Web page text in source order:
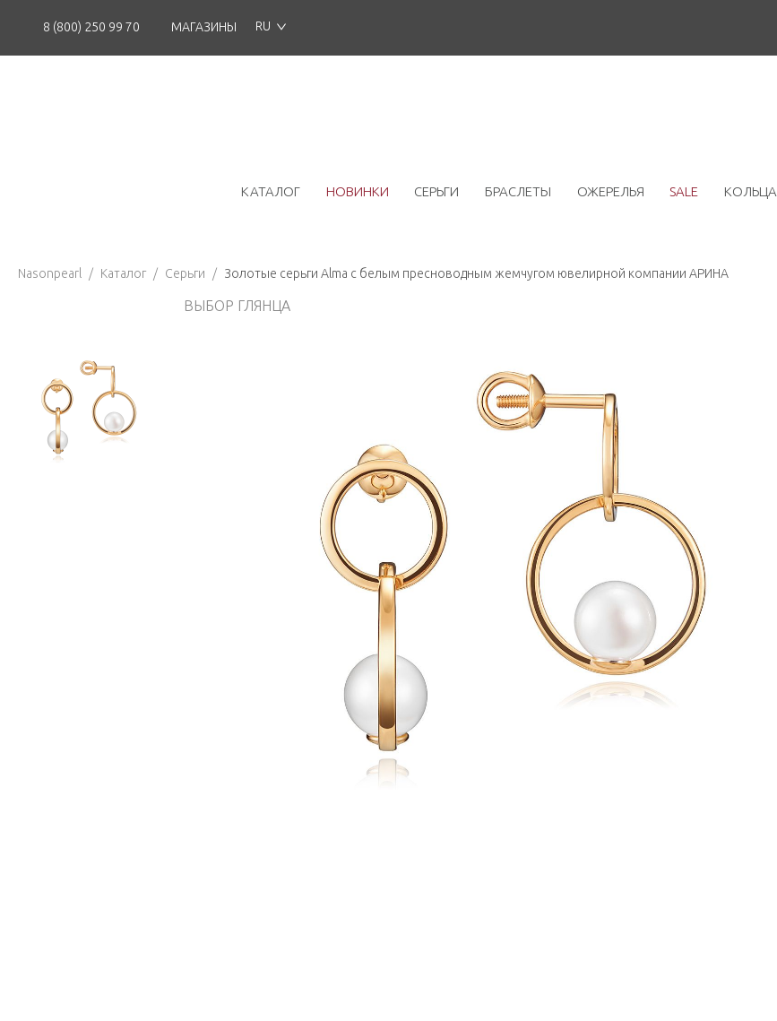
8 (800) 250 99 70 МАГАЗИНЫ RU
КАТАЛОГ НОВИНКИ СЕРЬГИ БРАСЛЕТЫ ОЖЕРЕЛЬЯ SALE КОЛЬЦА
Nasonpearl / Каталог / Серьги / Золотые серьги Alma с белым пресноводным жемчугом ювелирной компании АРИНА
ВЫБОР ГЛЯНЦА